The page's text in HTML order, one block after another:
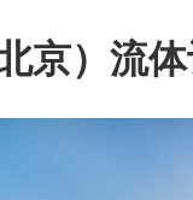
京）流